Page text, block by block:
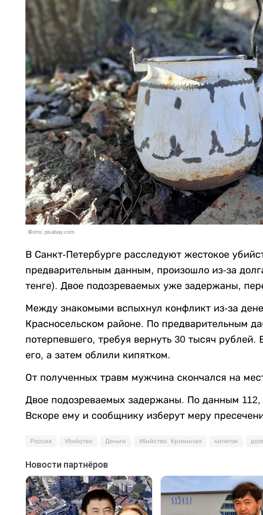
Фото: pixabay.com
В Санкт-Петербурге расследуют жестокое
предварительным данным, произошло из-за
тенге). Двое подозреваемых уже задержаны,
Между знакомыми вспыхнул конфликт из-за
Красносельском районе. По предварительным
потерпевшего, требуя вернуть 30 тысяч
его, а затем облили кипятком.
От полученных травм мужчина скончался на
Двое подозреваемых задержаны. По данным 112,
Вскоре ему и сообщнику изберут меру
Россия Убийство Деньги Убийство. Криминал кипяток